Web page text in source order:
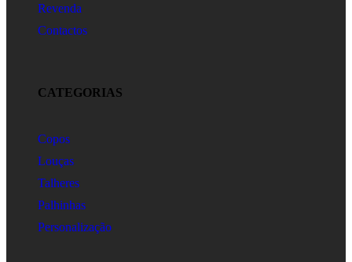
Revenda
Contactos
CATEGORIAS
Copos
Louças
Talheres
Palhinhas
Personalização